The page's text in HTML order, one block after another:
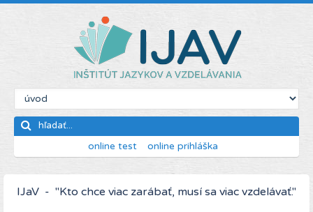
online test online prihláška
IJaV - "Kto chce viac zarábať, musí sa viac vzdelávať."